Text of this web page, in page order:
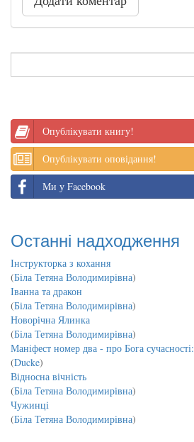
Опублікувати книгу!
Опублікувати оповідання!
Ми у Facebook
Останні надходження
Інструкторка з кохання
(Біла Тетяна Володимирівна)
Іванна та дракон
(Біла Тетяна Володимирівна)
Новорічна Ялинка
(Біла Тетяна Володимирівна)
Маніфест номер два - про Бога сучасності:
(Ducke)
Відносна вічність
(Біла Тетяна Володимирівна)
Чужинці
(Біла Тетяна Володимирівна)